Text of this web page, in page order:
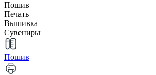
Пошив
Печать
Вышивка
Сувениры
Пошив